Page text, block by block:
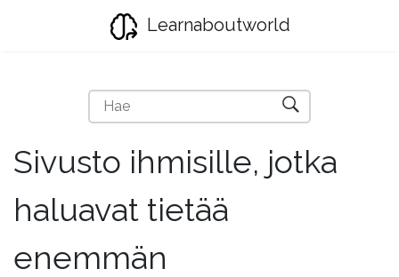
Learnaboutworld
Sivusto ihmisille, jotka
haluavat tietää
enemmän